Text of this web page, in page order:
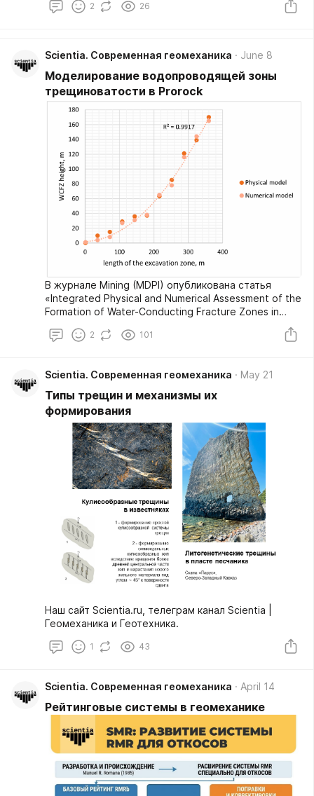
2 26
Scientia. Современная геомеханика June 8
Моделирование водопроводящей зоны
трещиноватости в Prorock
В журнале Mining (MDPI) опубликована статья
«Integrated Physical and Numerical Assessment of the
Formation of Water-Conducting Fracture Zones in
2 101
Scientia. Современная геомеханика May 21
Типы трещин и механизмы их
формирования
Наш сайт Scientia.ru, телеграм канал Scientia |
Геомеханика и Геотехника.
1 43
Scientia. Современная геомеханика April 14
Рейтинговые системы в геомеханике